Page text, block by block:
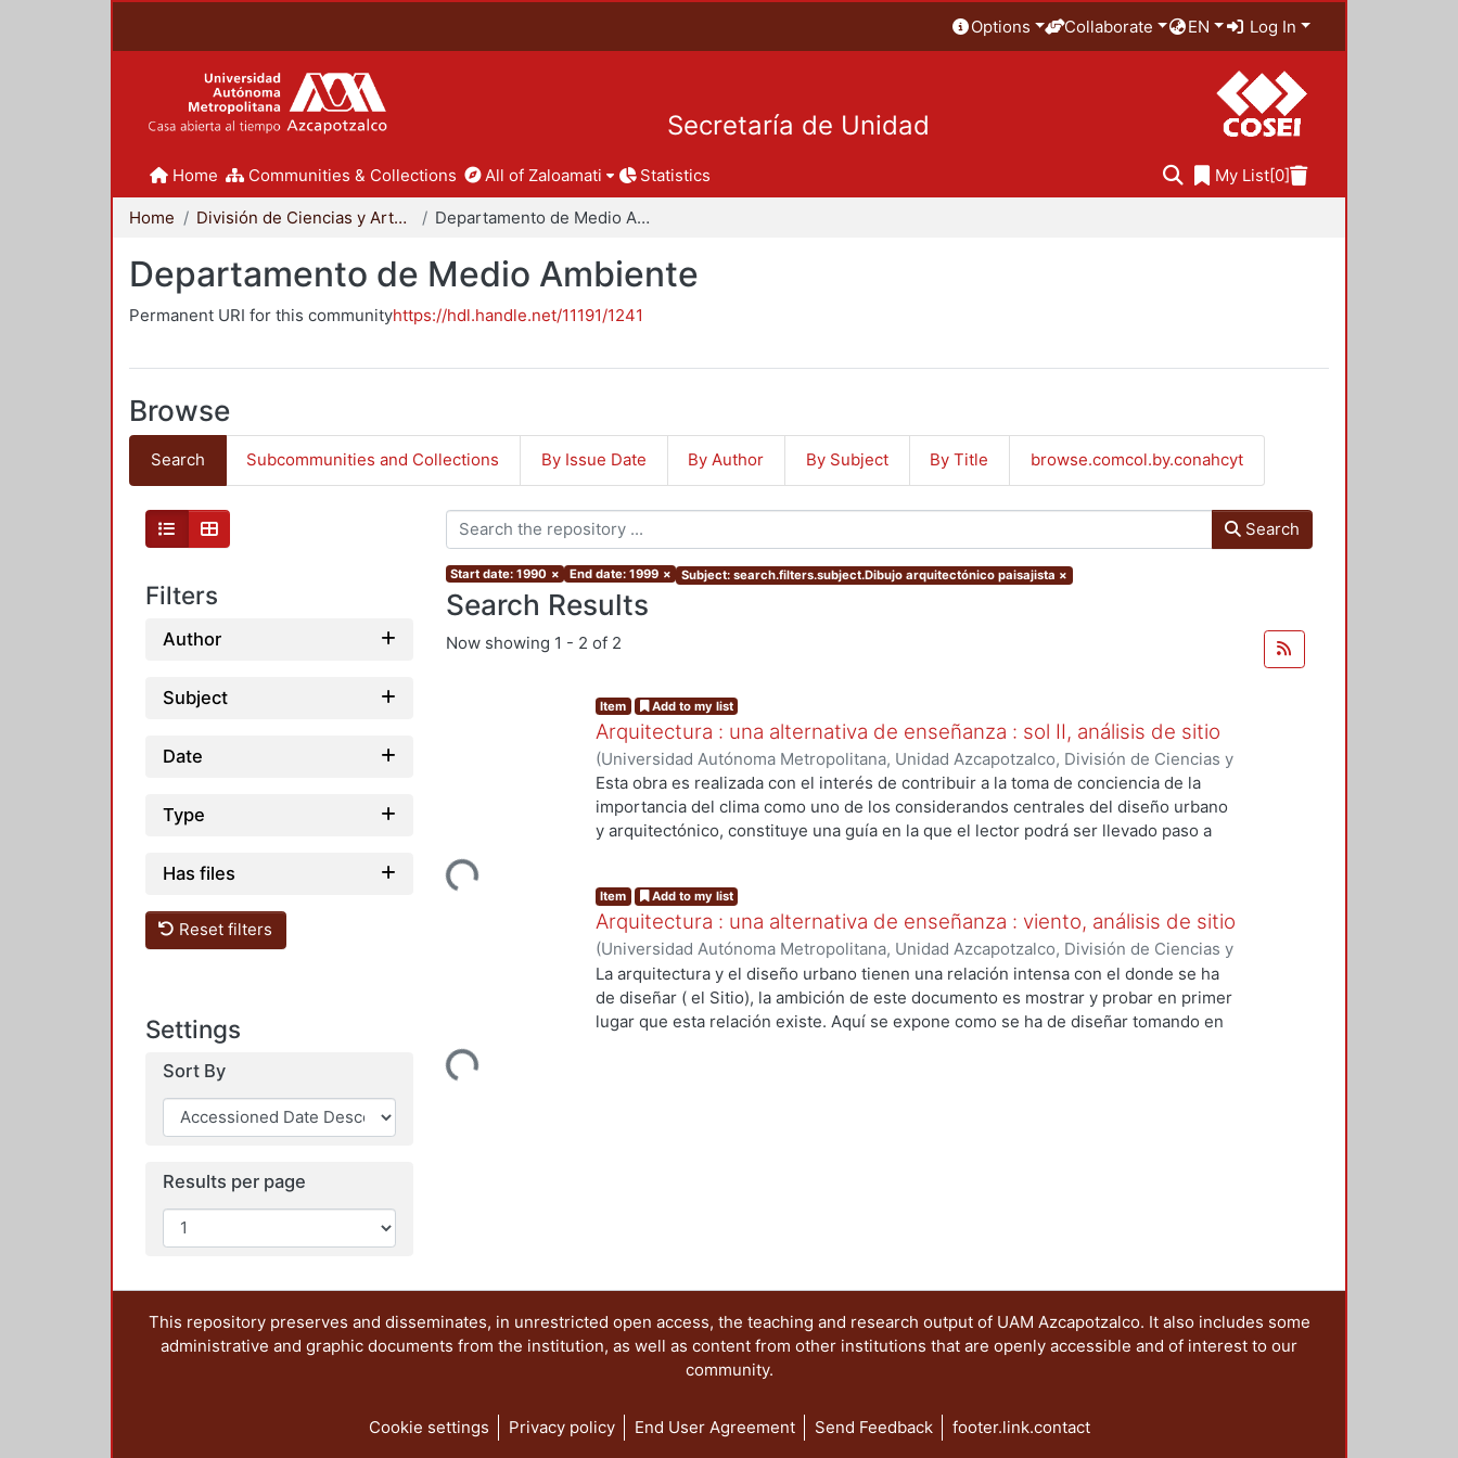
Options Collaborate EN Log In
Secretaría de Unidad
Home Communities & Collections All of Zaloamati Statistics My List[0]
Home División de Ciencias y Artes para el Diseño Departamento de Medio Ambiente
Departamento de Medio Ambiente
Permanent URI for this communityhttps://hdl.handle.net/11191/1241
Browse
Search Subcommunities and Collections By Issue Date By Author By Subject By Title browse.comcol.by.conahcyt
Filters
Author
Subject
Date
Type
Has files
Reset filters
Settings
Sort By
Results per page
Search
Start date: 1990 × End date: 1999 × Subject: search.filters.subject.Dibujo arquitectónico paisajista ×
Search Results
Now showing 1 - 2 of 2
Loading...
Item Add to my list
Arquitectura : una alternativa de enseñanza : sol II, análisis de sitio
(Universidad Autónoma Metropolitana, Unidad Azcapotzalco, División de Ciencias y
Artes para el Diseño, Departamento de Medio ambiente,1993)Rodríguez García,
Humberto;Sandoval Martiñon, Ma. Lourdes
Esta obra es realizada con el interés de contribuir a la toma de conciencia de la
importancia del clima como uno de los considerandos centrales del diseño urbano
y arquitectónico, constituye una guía en la que el lector podrá ser llevado paso a
base el diseñador podrá establecer los mecanismos de control de asoleamiento
convenientes en cada paso particular de diseño.
Loading...
Item Add to my list
Arquitectura : una alternativa de enseñanza : viento, análisis de sitio
(Universidad Autónoma Metropolitana, Unidad Azcapotzalco, División de Ciencias y
Artes para el Diseño, Departamento de Medio ambiente,1993 )Rodríguez García,
Humberto; Sandoval Martiñon, Ma. Lourdes
La arquitectura y el diseño urbano tienen una relación intensa con el donde se ha
de diseñar ( el Sitio), la ambición de este documento es mostrar y probar en primer
lugar que esta relación existe. Aquí se expone como se ha de diseñar tomando en
This repository preserves and disseminates, in unrestricted open access, the teaching and research output of UAM Azcapotzalco. It also includes some
administrative and graphic documents from the institution, as well as content from other institutions that are openly accessible and of interest to our
community.
Cookie settings Privacy policy End User Agreement Send Feedback footer.link.contact